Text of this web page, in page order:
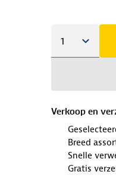
Verkoop en
Breed
Snelle
Gratis